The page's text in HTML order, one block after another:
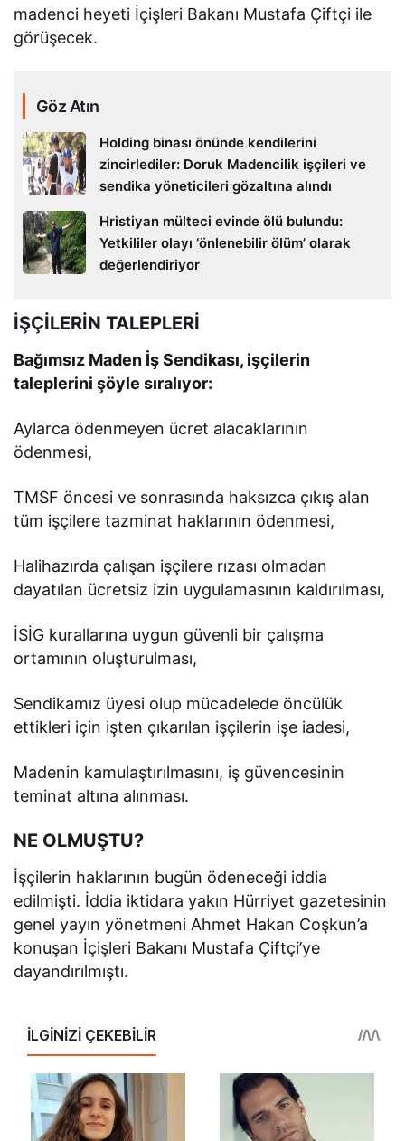
madenci heyeti İçişleri Bakanı Mustafa Çiftçi ile
görüşecek.
Göz Atın
Holding binası önünde kendilerini
zincirlediler: Doruk Madencilik işçileri ve
sendika yöneticileri gözaltına alındı
Hristiyan mülteci evinde ölü bulundu:
Yetkililer olayı ‘önlenebilir ölüm’ olarak
değerlendiriyor
İŞÇİLERİN TALEPLERİ
Bağımsız Maden İş Sendikası, işçilerin
taleplerini şöyle sıralıyor:
Aylarca ödenmeyen ücret alacaklarının
ödenmesi,
TMSF öncesi ve sonrasında haksızca çıkış alan
tüm işçilere tazminat haklarının ödenmesi,
Halihazırda çalışan işçilere rızası olmadan
dayatılan ücretsiz izin uygulamasının kaldırılması,
İSİG kurallarına uygun güvenli bir çalışma
ortamının oluşturulması,
Sendikamız üyesi olup mücadelede öncülük
ettikleri için işten çıkarılan işçilerin işe iadesi,
Madenin kamulaştırılmasını, iş güvencesinin
teminat altına alınması.
NE OLMUŞTU?
İşçilerin haklarının bugün ödeneceği iddia
edilmişti. İddia iktidara yakın Hürriyet gazetesinin
genel yayın yönetmeni Ahmet Hakan Coşkun’a
konuşan İçişleri Bakanı Mustafa Çiftçi’ye
dayandırılmıştı.